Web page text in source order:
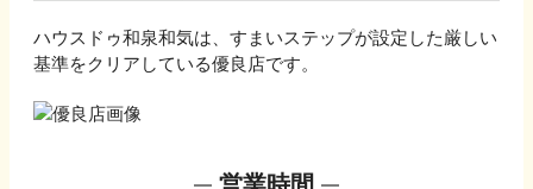
ハウスドゥ和泉和気は、すまいステップが設定した厳しい
基準をクリアしている優良店です。